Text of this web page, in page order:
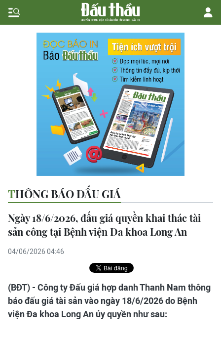
THÔNG BÁO ĐẤU GIÁ
Ngày 18/6/2026, đấu giá quyền khai thác tài
sản công tại Bệnh viện Đa khoa Long An
04/06/2026 04:46
(BĐT) - Công ty Đấu giá hợp danh Thanh Nam thông
báo đấu giá tài sản vào ngày 18/6/2026 do Bệnh
viện Đa khoa Long An ủy quyền như sau: